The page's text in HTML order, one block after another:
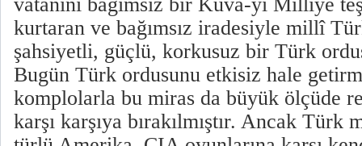
kurtaran ve bağımsız iradesiyle millî
şahsiyetli, güçlü, korkusuz bir Türk
Bugün Türk ordusunu etkisiz hale
komplolarla bu miras da büyük ölçüde
karşı karşıya bırakılmıştır. Ancak